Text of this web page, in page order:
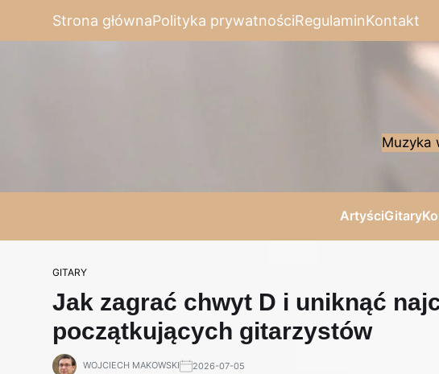
Strona głównaPolityka prywatnościRegulaminKontakt
Muzyka
ArtyściGitary
GITARY
Jak zagrać chwyt D i uniknąć
początkujących gitarzystów
WOJCIECH MAKOWSKI 2026-07-05